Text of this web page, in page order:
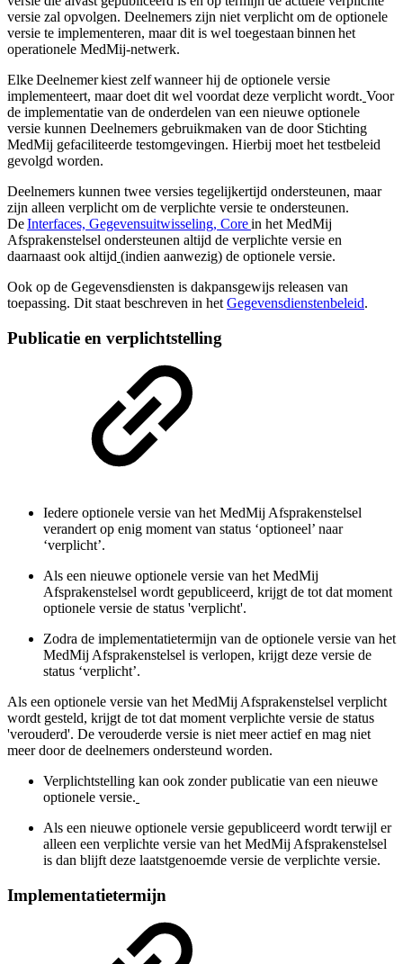
versie zal opvolgen. Deelnemers zijn niet verplicht om de optionele
versie te implementeren, maar dit is wel toegestaan binnen het
operationele MedMij-netwerk.
Elke Deelnemer kiest zelf wanneer hij de optionele versie
implementeert, maar doet dit wel voordat deze verplicht wordt. Voor
de implementatie van de onderdelen van een nieuwe optionele
versie kunnen Deelnemers gebruikmaken van de door Stichting
MedMij gefaciliteerde testomgevingen. Hierbij moet het testbeleid
gevolgd worden.
Deelnemers kunnen twee versies tegelijkertijd ondersteunen, maar
zijn alleen verplicht om de verplichte versie te ondersteunen.
DeInterfaces, Gegevensuitwisseling, Corein het MedMij
Afsprakenstelsel ondersteunen altijd de verplichte versie en
daarnaast ook altijd (indien aanwezig) de optionele versie.
Ook op de Gegevensdiensten is dakpansgewijs releasen van
toepassing. Dit staat beschreven in hetGegevensdienstenbeleid.
Publicatie en verplichtstelling
Iedere optionele versie van het MedMij Afsprakenstelsel
verandert op enig moment van status ‘optioneel’ naar
‘verplicht’.
Als een nieuwe optionele versie van het MedMij
Afsprakenstelsel wordt gepubliceerd, krijgt de tot dat moment
optionele versie de status 'verplicht'.
Zodra de implementatietermijn van de optionele versie van het
MedMij Afsprakenstelsel is verlopen, krijgt deze versie de
status ‘verplicht’.
Als een optionele versie van het MedMij Afsprakenstelsel verplicht
wordt gesteld, krijgt de tot dat moment verplichte versie de status
'verouderd'. De verouderde versie is niet meer actief en mag niet
meer door de deelnemers ondersteund worden.
Verplichtstelling kan ook zonder publicatie van een nieuwe
optionele versie.
Als een nieuwe optionele versie gepubliceerd wordt terwijl er
alleen een verplichte versie van het MedMij Afsprakenstelsel
is dan blijft deze laatstgenoemde versie de verplichte versie.
Implementatietermijn